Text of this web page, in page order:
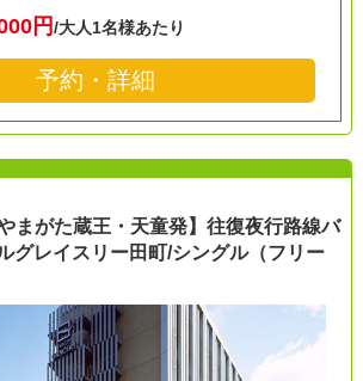
円/大人1名様あたり
予約・詳細
まがた蔵王・天童発】往復夜行路線バ
レイスリー田町/シングル（フリー